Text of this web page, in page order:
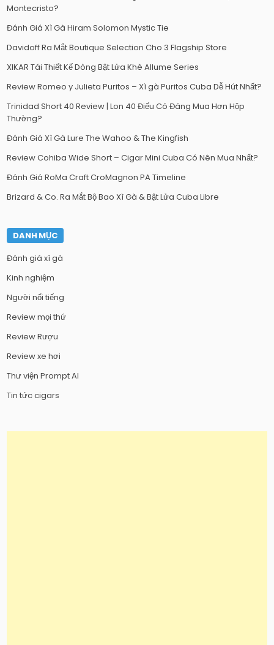
Montecristo?
Đánh Giá Xì Gà Hiram Solomon Mystic Tie
Davidoff Ra Mắt Boutique Selection Cho 3 Flagship Store
XIKAR Tái Thiết Kế Dòng Bật Lửa Khè Allume Series
Review Romeo y Julieta Puritos – Xì gà Puritos Cuba Dễ Hút Nhất?
Trinidad Short 40 Review | Lon 40 Điếu Có Đáng Mua Hơn Hộp
Thường?
Đánh Giá Xì Gà Lure The Wahoo & The Kingfish
Review Cohiba Wide Short – Cigar Mini Cuba Có Nên Mua Nhất?
Đánh Giá RoMa Craft CroMagnon PA Timeline
Brizard & Co. Ra Mắt Bộ Bao Xì Gà & Bật Lửa Cuba Libre
DANH MỤC
Đánh giá xì gà
Kinh nghiệm
Người nổi tiếng
Review mọi thứ
Review Rượu
Review xe hơi
Thư viện Prompt AI
Tin tức cigars